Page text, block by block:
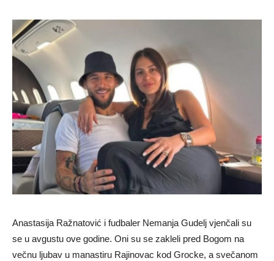
Anastasija Ražnatović i fudbaler Nemanja Gudelj vjenčali su
se u avgustu ove godine. Oni su se zakleli pred Bogom na
večnu ljubav u manastiru Rajinovac kod Grocke, a svečanom